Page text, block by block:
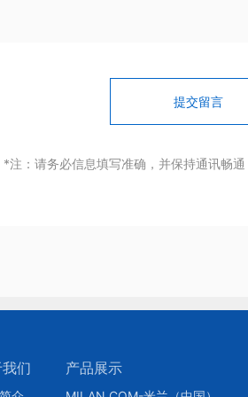
提交留言
*注：请务必信息填写准确，并保持通讯畅
们 产品展示